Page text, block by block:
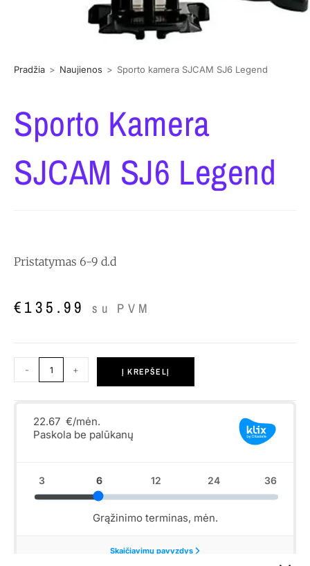
Pradžia > Naujienos > Sporto kamera SJCAM SJ6 Legend
Sporto Kamera
SJCAM SJ6 Legend
Pristatymas 6-9 d.d
€135.99 su PVM
- + Į KREPŠELĮ